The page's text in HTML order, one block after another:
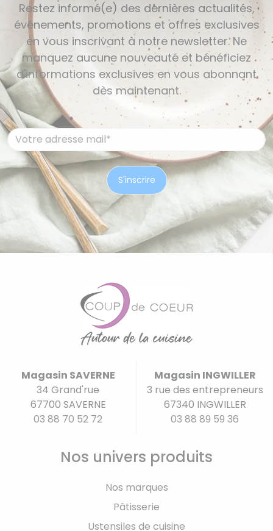
Restez informé(e) des dernières actualités,
événements, promotions et offres exclusives
en vous inscrivant à notre newsletter. Ne
manquez aucune nouveauté et bénéficiez
d'informations exclusives en vous abonnant
dès maintenant.
Magasin SAVERNE
34 Grand'rue
67700 SAVERNE
03 88 70 52 72
Magasin INGWILLER
3 rue des entrepreneurs
67340 INGWILLER
03 88 89 59 36
Nos univers produits
Nos marques
Pâtisserie
Ustensiles de cuisine